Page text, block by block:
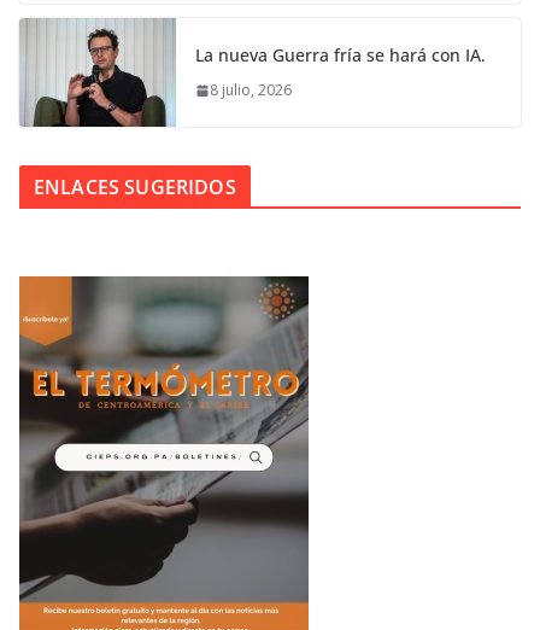
La nueva Guerra fría se hará con IA.
8 julio, 2026
ENLACES SUGERIDOS